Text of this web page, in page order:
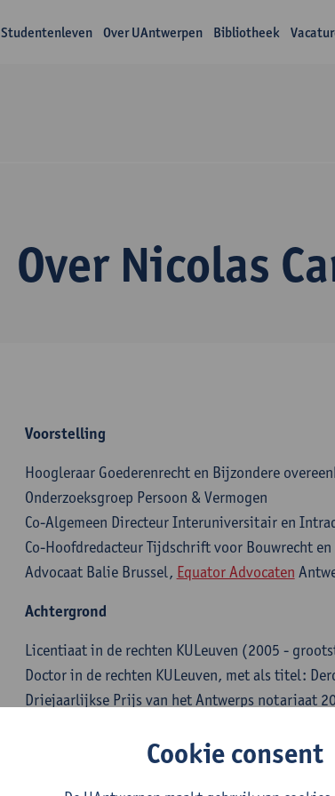
Studentenleven Over UAntwerpen Bibliotheek
Over Nicolas
Voorstelling
Hoogleraar Goederenrecht en Bijzondere
Onderzoeksgroep Persoon & Vermogen
Co-Algemeen Directeur Interuniversitair en
Co-Hoofdredacteur Tijdschrift voor Bouwrecht en
Advocaat Balie Brussel, Equator Advocaten
Achtergrond
Licentiaat in de rechten KULeuven (2005 -
Doctor in de rechten KULeuven, met als titel:
Driejaarlijkse Prijs van het
Studie en Wetgeving van de Koninklijke
Cookie consent